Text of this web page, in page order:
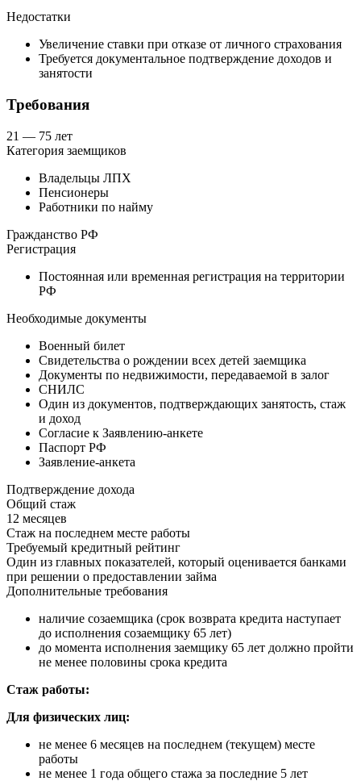
Недостатки
Увеличение ставки при отказе от личного страхования
Требуется документальное подтверждение доходов и
занятости
Требования
21 — 75 лет
Категория заемщиков
Владельцы ЛПХ
Пенсионеры
Работники по найму
Гражданство РФ
Регистрация
Постоянная или временная регистрация на территории
РФ
Необходимые документы
Военный билет
Свидетельства о рождении всех детей заемщика
Документы по недвижимости, передаваемой в залог
СНИЛС
Один из документов, подтверждающих занятость, стаж
и доход
Согласие к Заявлению-анкете
Паспорт РФ
Заявление-анкета
Подтверждение дохода
Общий стаж
12 месяцев
Стаж на последнем месте работы
Требуемый кредитный рейтинг
Один из главных показателей, который оценивается банками
при решении о предоставлении займа
Дополнительные требования
наличие созаемщика (срок возврата кредита наступает
до исполнения созаемщику 65 лет)
до момента исполнения заемщику 65 лет должно пройти
не менее половины срока кредита
Стаж работы:
Для физических лиц:
не менее 6 месяцев на последнем (текущем) месте
работы
не менее 1 года общего стажа за последние 5 лет